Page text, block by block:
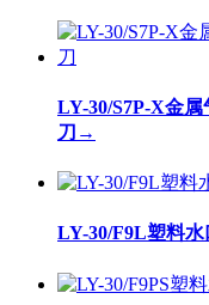
LY-30/S7P-X金
刀 →
LY-30/F9L塑料